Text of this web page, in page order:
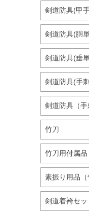
剣道防具(甲
剣道防具(胴
剣道防具(垂
剣道防具(手
剣道防具（手
竹刀
竹刀用付属品
素振り用品（
剣道着袴セッ